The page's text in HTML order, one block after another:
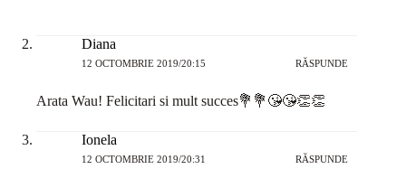
Diana
12 OCTOMBRIE 2019/20:15 RĂSPUNDE
Arata Wau! Felicitari si mult succes💐💐😘😘👏👏
Ionela
12 OCTOMBRIE 2019/20:31 RĂSPUNDE